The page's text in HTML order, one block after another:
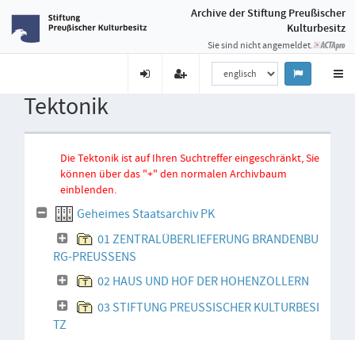
Archive der Stiftung Preußischer
Kulturbesitz
Sie sind nicht angemeldet.
Tektonik
Die Tektonik ist auf Ihren Suchtreffer eingeschränkt, Sie
können über das "+" den normalen Archivbaum
einblenden.
Geheimes Staatsarchiv PK
01 ZENTRALÜBERLIEFERUNG BRANDENBU
RG-PREUSSENS
02 HAUS UND HOF DER HOHENZOLLERN
03 STIFTUNG PREUSSISCHER KULTURBESI
TZ